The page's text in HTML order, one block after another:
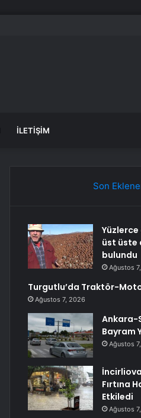
İLETIŞIM
Son
üst üste
bulundu
Ağustos
Turgutlu’da Traktör-
Ağustos 7, 2026
Ankara-
Bayram
Ağustos
Fırtına
Etkiledi
Ağustos